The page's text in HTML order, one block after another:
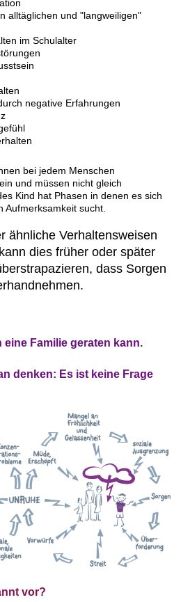
alltäglichen und "langweiligen"
im Schulalter
negative Erfahrungen
bei jedem Menschen
und müssen nicht gleich
Kind hat Phasen in denen es sich
sucht.
ähnliche Verhaltensweisen
dies früher oder später
dass Sorgen
eine Familie geraten kann.
denken: Es ist keine Frage
vor?